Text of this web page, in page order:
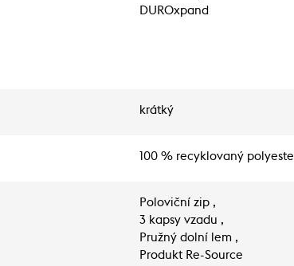
DUROxpand
krátký
100 % recyklovaný
Poloviční zip ,
3 kapsy vzadu ,
Pružný dolní lem ,
Produkt Re-Source